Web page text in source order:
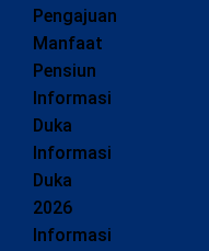
Pengajuan
Manfaat
Pensiun
Informasi
Duka
Informasi
Duka
2026
Informasi